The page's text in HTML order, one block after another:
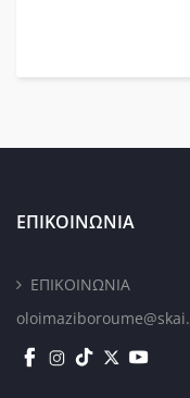
ΕΠΙΚΟΙΝΩΝΙΑ
ΕΠΙΚΟΙΝΩΝΙΑ